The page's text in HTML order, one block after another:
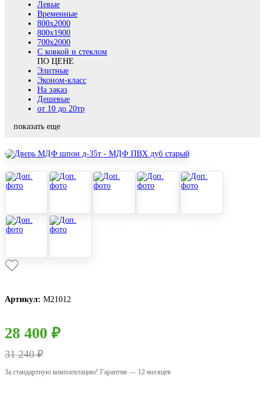
Левые
Временные
800х2000
800x1900
700x2000
С ковкой и стеклом
ПО ЦЕНЕ
Элитные
Эконом-класс
На заказ
Дешевые
от 10 до 20тр
показать еще
Артикул: М21012
28 400 ₽
31 240 ₽
За стандартную комплектацию! Гарантия — 12 месяцев